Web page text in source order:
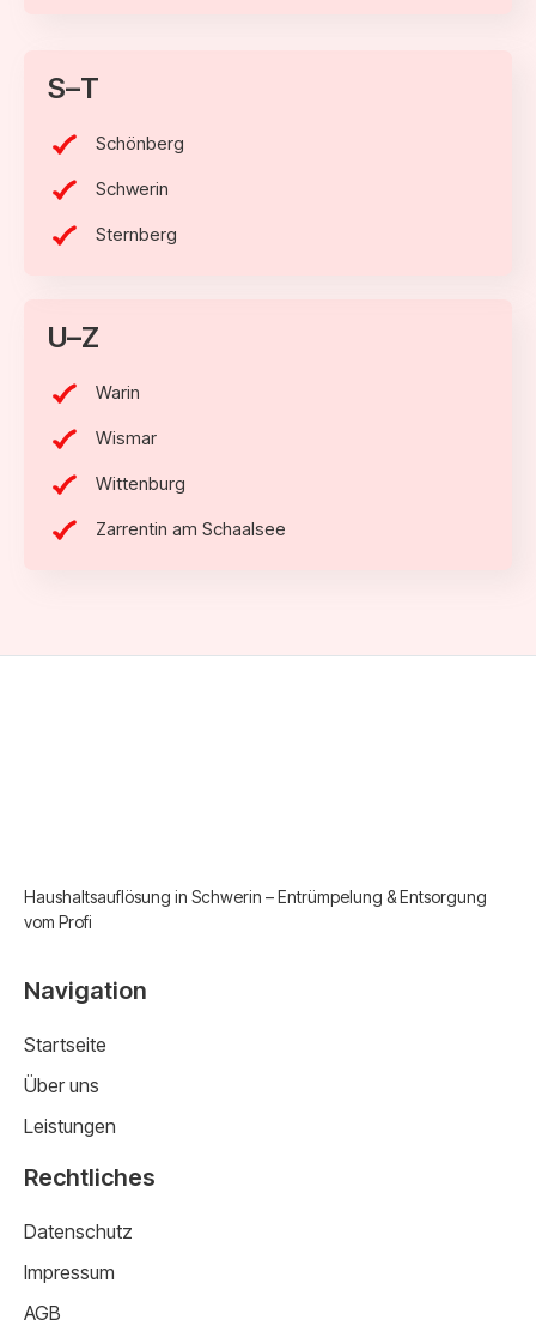
S–T
Schönberg
Schwerin
Sternberg
U–Z
Warin
Wismar
Wittenburg
Zarrentin am Schaalsee
Haushaltsauflösung in Schwerin – Entrümpelung & Entsorgung
vom Profi
Navigation
Startseite
Über uns
Leistungen
Rechtliches
Datenschutz
Impressum
AGB